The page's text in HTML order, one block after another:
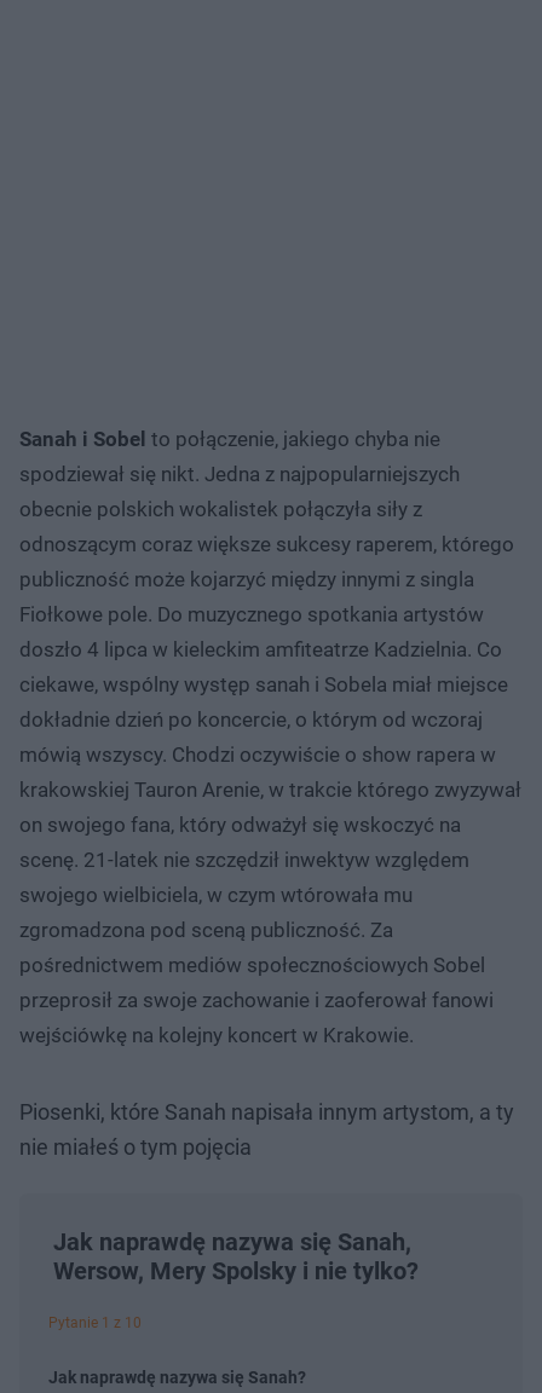
Sanah i Sobel to połączenie, jakiego chyba nie
spodziewał się nikt. Jedna z najpopularniejszych
obecnie polskich wokalistek połączyła siły z
odnoszącym coraz większe sukcesy raperem, którego
publiczność może kojarzyć między innymi z singla
Fiołkowe pole. Do muzycznego spotkania artystów
doszło 4 lipca w kieleckim amfiteatrze Kadzielnia. Co
ciekawe, wspólny występ sanah i Sobela miał miejsce
dokładnie dzień po koncercie, o którym od wczoraj
mówią wszyscy. Chodzi oczywiście o show rapera w
krakowskiej Tauron Arenie, w trakcie którego zwyzywał
on swojego fana, który odważył się wskoczyć na
scenę. 21-latek nie szczędził inwektyw względem
swojego wielbiciela, w czym wtórowała mu
zgromadzona pod sceną publiczność. Za
pośrednictwem mediów społecznościowych Sobel
przeprosił za swoje zachowanie i zaoferował fanowi
wejściówkę na kolejny koncert w Krakowie.
Piosenki, które Sanah napisała innym artystom, a ty
nie miałeś o tym pojęcia
Jak naprawdę nazywa się Sanah,
Wersow, Mery Spolsky i nie tylko?
Pytanie 1 z 10
Jak naprawdę nazywa się Sanah?